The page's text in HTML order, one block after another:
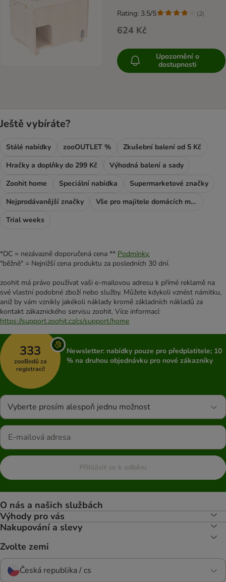
624 Kč
Rating: 3.5/5 (2)
Upozornění o
dostupnosti
Ještě vybíráte?
Stálé nabídky zooOUTLET %
Zkušební balení od 5 Kč
Hračky a doplňky do 299 Kč
Výhodná balení a sady
Zoohit home
Speciální nabídka
Supermarketové značky
Nejprodávanější značky
Vše pro majitele domácích mazlíčků
Trial weeks
*DC = nezávazně doporučená cena ** Podmínky.
"běžně" = Nejnižší cena produktu za posledních 30 dní.
zoohit má právo používat vaši e-mailovou adresu k přímé reklamě na
své vlastní podobné zboží nebo služby. Můžete kdykoli vznést námitku,
aniž by vám vznikly jakékoli náklady kromě základních nákladů za
kontakt zákaznického servisu zoohit. Více informací:
https://support.zoohit.cz/cs/support/home
333
zooBodů za
registraci!
Newsletter: nabídky pouze pro předplatitele; 10
% na druhou objednávku pro nové zákazníky
Vyberte prosím alespoň jednu možnost
Přihlásit se k odběru
O nás a našich službách
Výhody pro vás
Nakupování a slevy
Zvolte zemi
Česká republika / cs